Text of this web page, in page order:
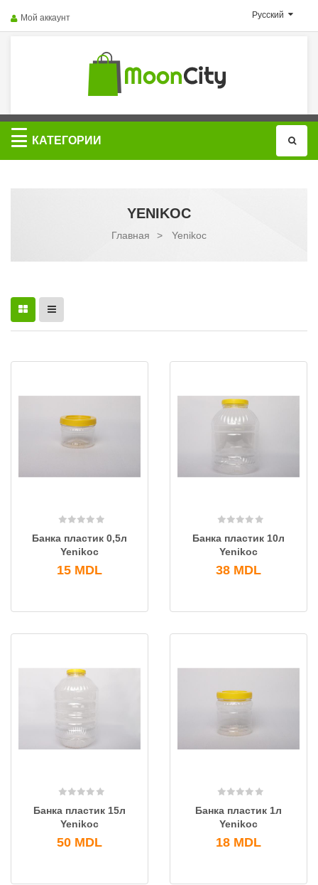
Русский
Мой аккаунт
Категории
КАТЕГОРИИ
YENIKOC
Главная > Yenikoc
Банка пластик 0,5л
Yenikoc
15 MDL
Банка пластик 10л
Yenikoc
38 MDL
Банка пластик 15л
Yenikoc
50 MDL
Банка пластик 1л
Yenikoc
18 MDL